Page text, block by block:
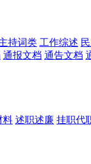
持词类 工作综述
通报文档 通告文档
料 述职述廉 挂职代